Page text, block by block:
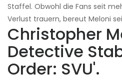
Staffel. Obwohl die Fans seit
Verlust trauern, bereut Meloni
Christopher
Detective
Order: SVU'.